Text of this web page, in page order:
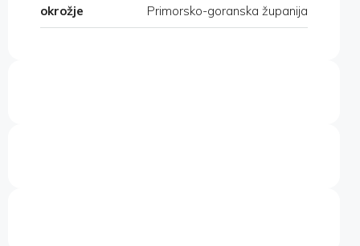
okrožje Primorsko-goranska županija